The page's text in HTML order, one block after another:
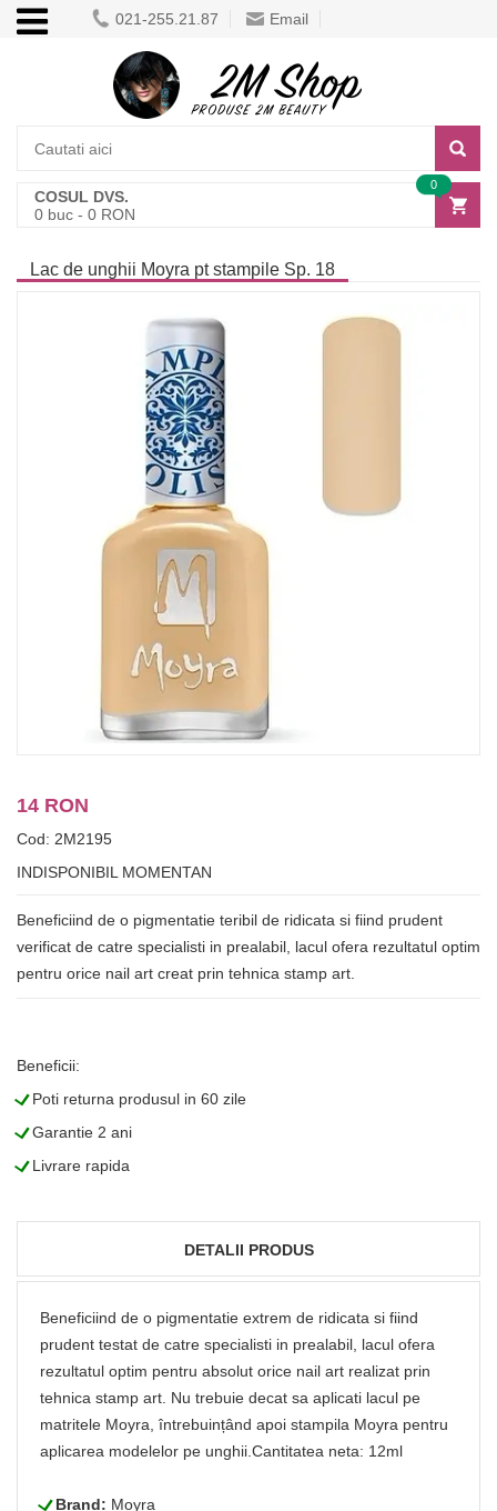
021-255.21.87 Email
COSUL DVS.
0 buc - 0 RON
0
Lac de unghii Moyra pt stampile Sp. 18
14 RON
Cod: 2M2195
INDISPONIBIL MOMENTAN
Beneficiind de o pigmentatie teribil de ridicata si fiind prudent
verificat de catre specialisti in prealabil, lacul ofera rezultatul optim
pentru orice nail art creat prin tehnica stamp art.
Beneficii:
LPoti returna produsul in 60 zile
LGarantie 2 ani
LLivrare rapida
DETALII PRODUS
Beneficiind de o pigmentatie extrem de ridicata si fiind
prudent testat de catre specialisti in prealabil, lacul ofera
rezultatul optim pentru absolut orice nail art realizat prin
tehnica stamp art. Nu trebuie decat sa aplicati lacul pe
matritele Moyra, întrebuințând apoi stampila Moyra pentru
aplicarea modelelor pe unghii.Cantitatea neta: 12ml
LBrand: Moyra